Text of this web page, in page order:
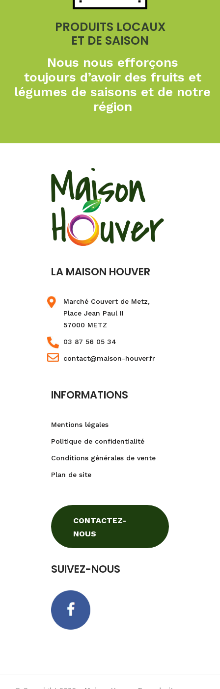
PRODUITS LOCAUX
ET DE SAISON
Nous nous efforçons
toujours d’avoir des fruits et
légumes de saisons et de notre
région
LA MAISON HOUVER
Marché Couvert de Metz,
Place Jean Paul II
57000 METZ
03 87 56 05 34
contact@maison-houver.fr
INFORMATIONS
Mentions légales
Politique de confidentialité
Conditions générales de vente
Plan de site
CONTACTEZ-
NOUS
SUIVEZ-NOUS